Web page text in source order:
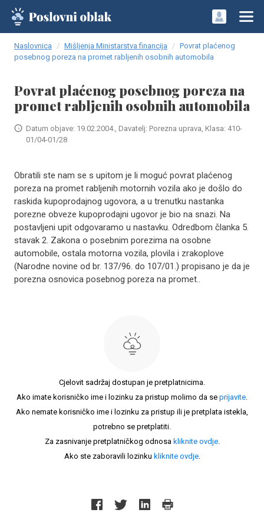
Naslovnica Mišljenja Ministarstva financija
Povrat plaćenog
posebnog poreza na promet rabljenih osobnih automobila
Povrat plaćenog posebnog poreza na
promet rabljenih osobnih automobila
Datum objave: 19.02.2004., Davatelj: Porezna uprava, Klasa: 410-
01/04-01/28
Obratili ste nam se s upitom je li moguć povrat plaćenog
poreza na promet rabljenih motornih vozila ako je došlo do
raskida kupoprodajnog ugovora, a u trenutku nastanka
porezne obveze kupoprodajni ugovor je bio na snazi. Na
postavljeni upit odgovaramo u nastavku. Odredbom članka 5.
stavak 2. Zakona o posebnim porezima na osobne
automobile, ostala motorna vozila, plovila i zrakoplove
(Narodne novine od br. 137/96. do 107/01.) propisano je da je
porezna osnovica posebnog poreza na promet..
Cjelovit sadržaj dostupan je pretplatnicima.
Ako imate korisničko ime i lozinku za pristup molimo da se prijavite.
Ako nemate korisničko ime i lozinku za pristup ili je pretplata istekla,
potrebno se pretplatiti.
Za zasnivanje pretplatničkog odnosa kliknite ovdje.
Ako ste zaboravili lozinku kliknite ovdje.